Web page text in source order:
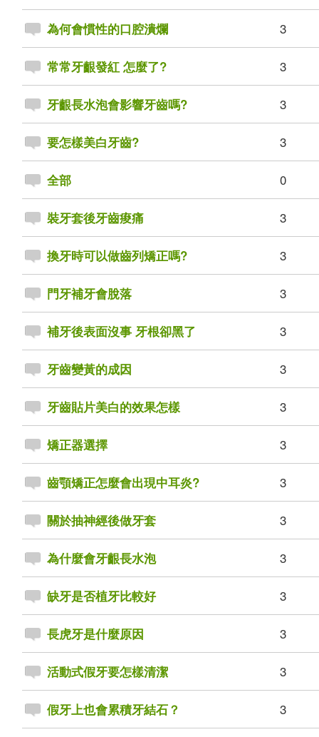
為何會慣性的口腔潰爛 3
常常牙齦發紅 怎麼了? 3
牙齦長水泡會影響牙齒嗎? 3
要怎樣美白牙齒? 3
全部 0
裝牙套後牙齒痠痛 3
換牙時可以做齒列矯正嗎? 3
門牙補牙會脫落 3
補牙後表面沒事 牙根卻黑了 3
牙齒變黃的成因 3
牙齒貼片美白的效果怎樣 3
矯正器選擇 3
齒顎矯正怎麼會出現中耳炎? 3
關於抽神經後做牙套 3
為什麼會牙齦長水泡 3
缺牙是否植牙比較好 3
長虎牙是什麼原因 3
活動式假牙要怎樣清潔 3
假牙上也會累積牙結石？ 3